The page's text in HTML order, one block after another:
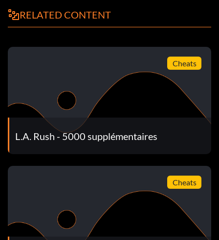
RELATED CONTENT
Cheats
L.A. Rush - 5000 supplémentaires
Cheats